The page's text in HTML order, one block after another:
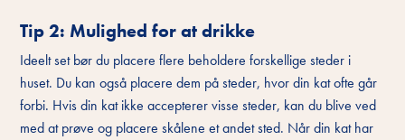
Tip 2: Mulighed for at drikke
Ideelt set bør du placere flere beholdere forskellige steder i
huset. Du kan også placere dem på steder, hvor din kat ofte går
forbi. Hvis din kat ikke accepterer visse steder, kan du blive ved
med at prøve og placere skålene et andet sted. Når din kat har